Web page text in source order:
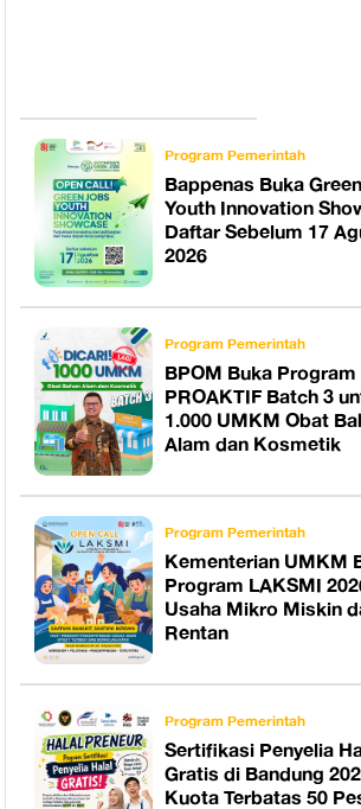
Program Pemerintah
Bappenas Buka
Youth Innovation
Daftar Sebelum 17
2026
Program Pemerintah
BPOM Buka Program
PROAKTIF Batch 3
1.000 UMKM Obat
Alam dan Kosmetik
Program Pemerintah
Kementerian UMKM
Program LAKSMI
Usaha Mikro Miskin
Rentan
Program Pemerintah
Sertifikasi Penyelia
Gratis di Bandung
Kuota Terbatas 50